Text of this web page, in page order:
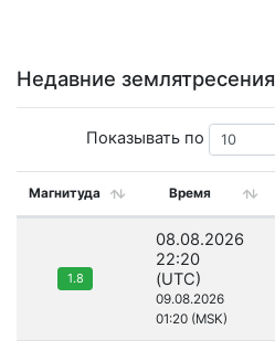
Недавние землятресения
Показывать по
Магнитуда Время
1.8
08.08.2026
22:20
(UTC)
09.08.2026
01:20 (MSK)